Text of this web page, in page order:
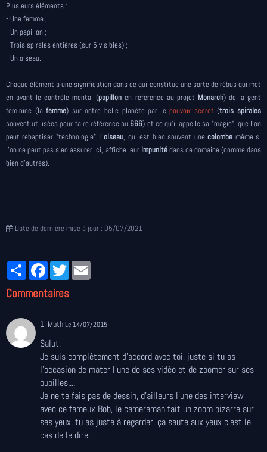
Plusieurs éléments :
- Une femme ;
- Un papillon ;
- Trois spirales entières (sur 5 visibles) ;
- Un oiseau.
Chaque élément a une signification dans ce qui constitue une sorte de rébus qui met
en avant le contrôle mental (papillon en référence au projet Monarch) de la gent
féminine (lafemme) sur notre belle planète par lepouvoir secret (trois spirales
souvent utilisées pour faire référence au 666) et ce qu'il appelle sa "magie", que l'on
peut rebaptiser "technologie". L'oiseau, qui est bien souvent unecolombe même si
l'on ne peut pas s'en assurer ici, affiche leur impunitédans ce domaine (comme dans
bien d'autres).
Date de dernière mise à jour : 05/07/2021
PartagerFacebookTwitter
Commentaires
1. Math Le 14/07/2015
Salut,
Je suis complètement d'accord avec toi, juste si tu as
l'occasion de mater l'une de ses vidéo et de zoomer sur ses
pupilles....
Je ne te fais pas de dessin, d'ailleurs l'une des interview
avec ce fameux Bob, le cameraman fait un zoom bizarre sur
ses yeux, tu as juste à regarder, ça saute aux yeux c'est le
cas de le dire.